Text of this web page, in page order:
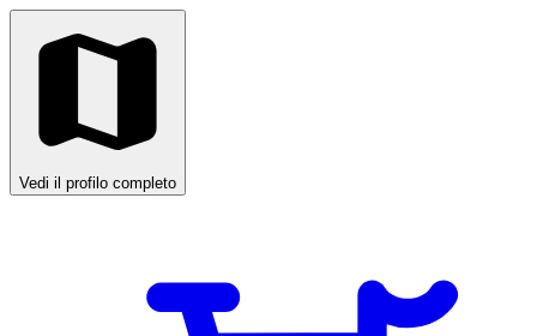
Vedi il profilo completo